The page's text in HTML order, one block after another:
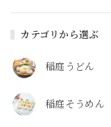
カテゴリから選ぶ
稲庭うどん
稲庭そうめん